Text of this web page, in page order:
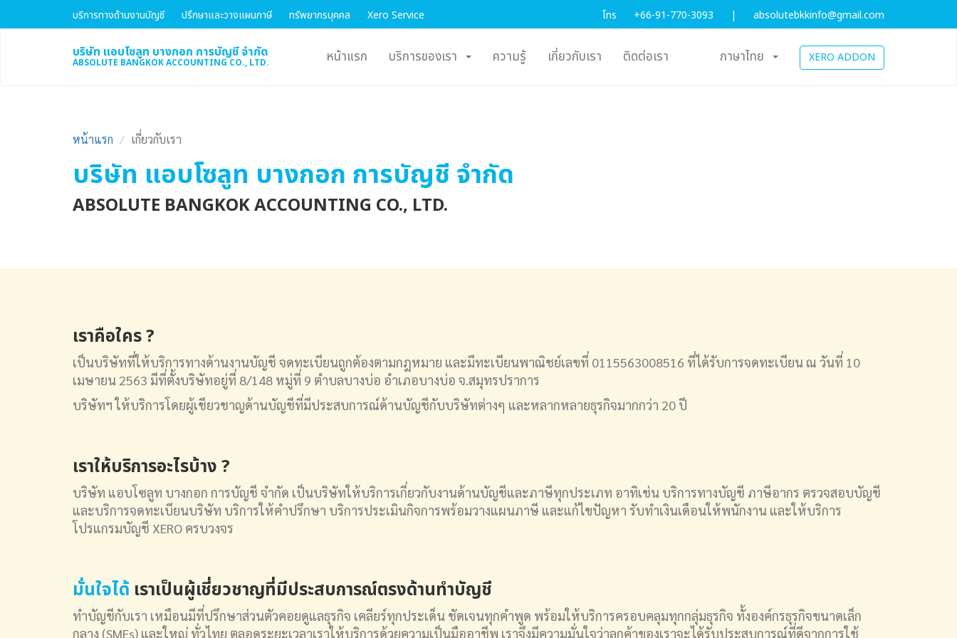
บริการทางด้านงานบัญชี ปรึกษาและวางแผนภาษี ทรัพยากรบุคคล Xero Service โทร +66-91-770-3093 | absolutebkkinfo@gmail.com
บริษัท แอบโซลูท บางกอก การบัญชี จำกัด
ABSOLUTE BANGKOK ACCOUNTING CO., LTD. หน้าแรก (current)
บริการของเรา ความรู้ เกี่ยวกับเรา ติดต่อเรา ภาษาไทย XERO ADDON
หน้าแรก เกี่ยวกับเรา
บริษัท แอบโซลูท บางกอก การบัญชี จำกัด
ABSOLUTE BANGKOK ACCOUNTING CO., LTD.
เราคือใคร ?
เป็นบริษัทที่ให้บริการทางด้านงานบัญชี จดทะเบียนถูกต้องตามกฎหมาย และมีทะเบียนพาณิชย์เลขที่ 0115563008516 ที่ได้รับการจดทะเบียน ณ วันที่ 10
เมษายน 2563 มีที่ตั้งบริษัทอยู่ที่ 8/148 หมู่ที่ 9 ตำบลบางบ่อ อำเภอบางบ่อ จ.สมุทรปราการ
บริษัทฯ ให้บริการโดยผู้เชียวชาญด้านบัญชีที่มีประสบการณ์ด้านบัญชีกับบริษัทต่างๆ และหลากหลายธุรกิจมากกว่า 20 ปี
เราให้บริการอะไรบ้าง ?
บริษัท แอบโซลูท บางกอก การบัญชี จำกัด เป็นบริษัทให้บริการเกี่ยวกับงานด้านบัญชีและภาษีทุกประเภท อาทิเช่น บริการทางบัญชี ภาษีอากร ตรวจสอบบัญชี
และบริการจดทะเบียนบริษัท บริการให้คำปรึกษา บริการประเมินกิจการพร้อมวางแผนภาษี และแก้ไขปัญหา รับทำเงินเดือนให้พนักงาน และให้บริการ
โปรแกรมบัญชี XERO ครบวงจร
มั่นใจได้ เราเป็นผู้เชี่ยวชาญที่มีประสบการณ์ตรงด้านทำบัญชี
ทำบัญชีกับเรา เหมือนมีที่ปรึกษาส่วนตัวคอยดูแลธุรกิจ เคลียร์ทุกประเด็น ชัดเจนทุกคำพูด พร้อมให้บริการครอบคลุมทุกกลุ่มธุรกิจ ทั้งองค์กรธุรกิจขนาดเล็ก
กลาง (SMEs) และใหญ่ ทั่วไทย ตลอดระยะเวลาเราให้บริการด้วยความเป็นมืออาชีพ เราจึงมีความมั่นใจว่าลูกค้าของเราจะได้รับประสบการณ์ที่ดีจากการใช้